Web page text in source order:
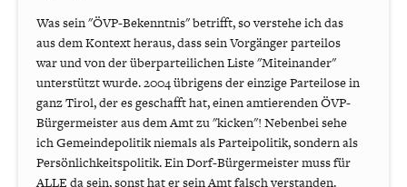
Was sein "ÖVP-Bekenntnis" betrifft, so verstehe ich das
aus dem Kontext heraus, dass sein Vorgänger parteilos
war und von der überparteilichen Liste "Miteinander"
unterstützt wurde. 2004 übrigens der einzige Parteilose in
ganz Tirol, der es geschafft hat, einen amtierenden ÖVP-
Bürgermeister aus dem Amt zu "kicken"! Nebenbei sehe
ich Gemeindepolitik niemals als Parteipolitik, sondern als
Persönlichkeitspolitik. Ein Dorf-Bürgermeister muss für
ALLE da sein, sonst hat er sein Amt falsch verstanden.